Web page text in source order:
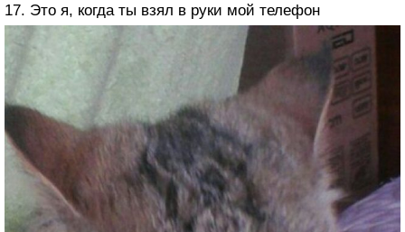
17. Это я, когда ты взял в руки мой телефон